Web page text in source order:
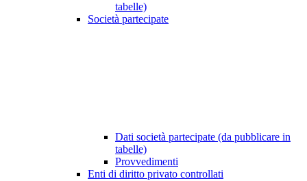
tabelle)
Società partecipate
Dati società partecipate (da pubblicare in
tabelle)
Provvedimenti
Enti di diritto privato controllati